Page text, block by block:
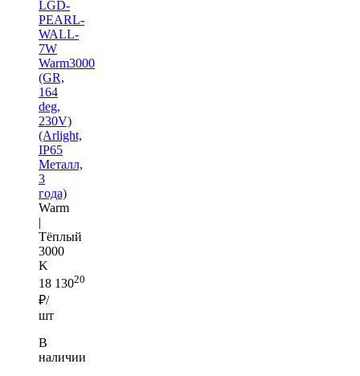
LGD-
PEARL-
WALL-
7W
Warm3000
(GR,
164
deg,
230V)
(Arlight,
IP65
Металл,
3
года)
Warm
|
Тёплый
3000
K
18 13020
₽/
шт
В
наличии